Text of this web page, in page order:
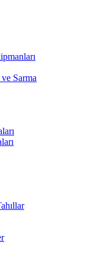
Sarma